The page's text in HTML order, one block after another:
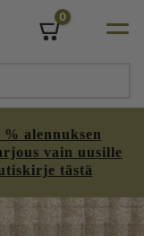
alennuksen
vain uusille
tästä
0